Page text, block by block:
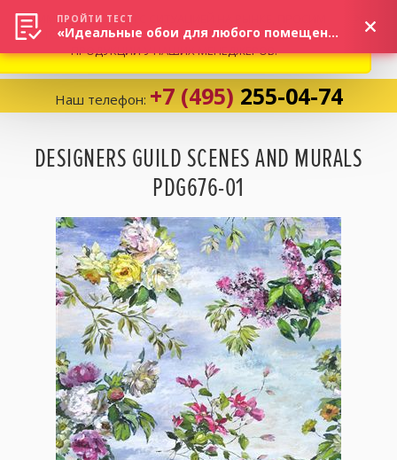
Корзина:0
Избранное:0 товаров
Каталог
Компания
Личный кабинет
Москва (сменить город)
Наш телефон: +7 (495) 255-04-74
DESIGNERS GUILD SCENES AND MURALS
PDG676-01
ВНИМАНИЕ! В СВЯЗИ С СИТУАЦИЕЙ НА РЫНКЕ, ПРОСИМ
УТОЧНЯТЬ АКТУАЛЬНУЮ СТОИМОСТЬ И НАЛИЧИЕ
ПРОДУКЦИИ У НАШИХ МЕНЕДЖЕРОВ.
ПРОЙТИ ТЕСТ
«Идеальные обои для любого помещения!»